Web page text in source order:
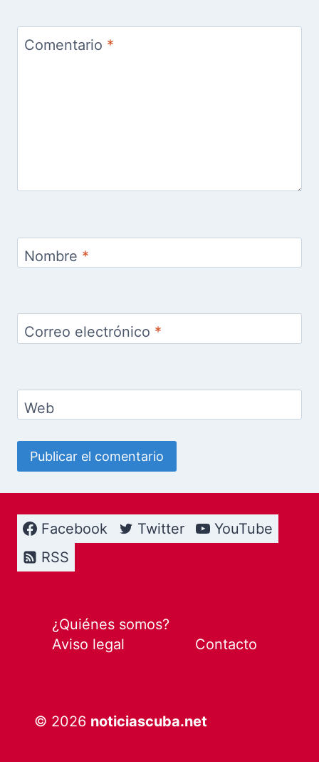
Comentario *
Nombre *
Correo electrónico *
Web
Facebook Twitter
YouTube
RSS
¿Quiénes somos?
Aviso legal
Contacto
© 2026 noticiascuba.net